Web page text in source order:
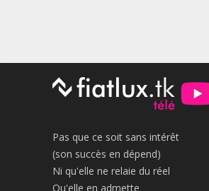
Pas que ce soit sans intérêt
(son succès en dépend)
Ni qu'elle ne relaie du réel
Qu'elle en admette